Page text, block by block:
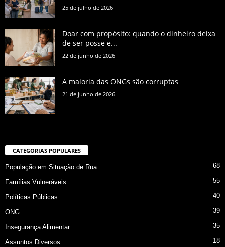
25 de julho de 2026
Doar com propósito: quando o dinheiro deixa
de ser posse e...
22 de junho de 2026
A maioria das ONGs são corruptas
21 de junho de 2026
CATEGORIAS POPULARES
População em Situação de Rua 68
Famílias Vulneráveis 55
Políticas Públicas 40
ONG 39
Insegurança Alimentar 35
Assuntos Diversos 18